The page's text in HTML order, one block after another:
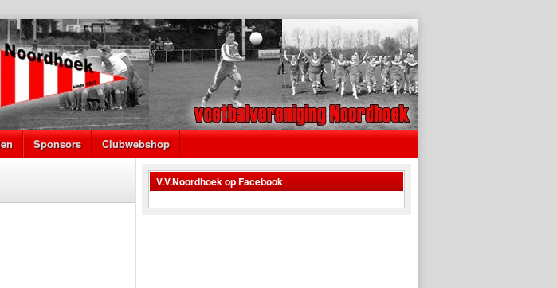
Sponsors Clubwebshop
V.V.Noordhoek op Facebook